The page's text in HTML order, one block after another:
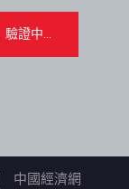
中國經濟網